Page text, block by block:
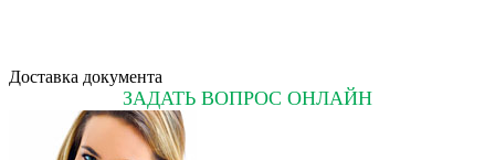
Доставка документа
ЗАДАТЬ ВОПРОС ОНЛАЙН